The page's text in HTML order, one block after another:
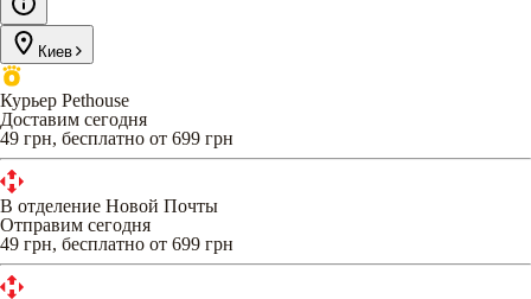
Киев
Курьер Pethouse
Доставим сегодня
49 грн, бесплатно от 699 грн
В отделение Новой Почты
Отправим сегодня
49 грн, бесплатно от 699 грн